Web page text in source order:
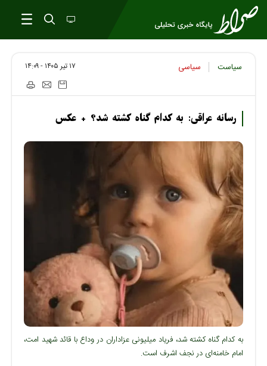
سیاست سیاسی ۱۷ تير ۱۴۰۵ - ۱۴:۰۹
رسانه عراقی: به کدام گناه کشته شد؟ + عکس
به کدام گناه کشته شد، فریاد میلیونی عزاداران در وداع با قائد شهید امت،
امام خامنه‌ای در نجف اشرف است.